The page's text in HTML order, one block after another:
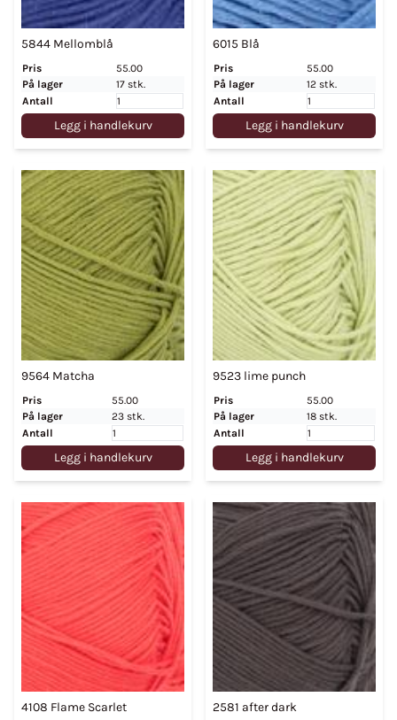
5844 Mellomblå
Pris
55.00
På lager
17 stk.
Antall
Legg i handlekurv
6015 Blå
Pris
55.00
På lager
12 stk.
Antall
Legg i handlekurv
9564 Matcha
Pris
55.00
På lager
23 stk.
Antall
Legg i handlekurv
9523 lime punch
Pris
55.00
På lager
18 stk.
Antall
Legg i handlekurv
4108 Flame Scarlet 2581 after dark